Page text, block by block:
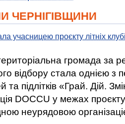
ЧЕРНІГІВЩИНИ
учасницею проєкту літніх
громада за
відбору стала однією
та підлітків «Грай. Дій.
DOCCU у межах
неурядовою